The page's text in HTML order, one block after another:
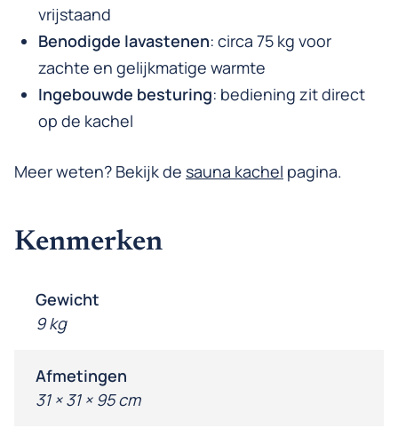
vrijstaand
Benodigde lavastenen: circa 75 kg voor
zachte en gelijkmatige warmte
Ingebouwde besturing: bediening zit direct
op de kachel
Meer weten? Bekijk de sauna kachel pagina.
Kenmerken
Gewicht
9 kg
Afmetingen
31 × 31 × 95 cm